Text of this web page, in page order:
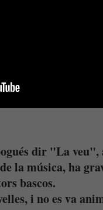
dir "La
la música, ha
bascos.
i no es va